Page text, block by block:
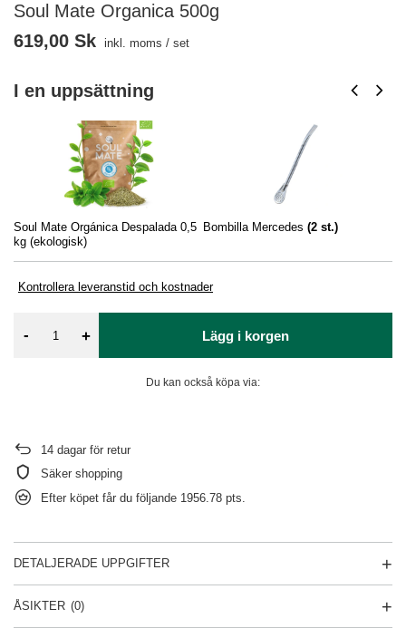
Soul Mate Organica 500g
I en uppsättning
Soul Mate Orgánica Despalada 0,5
kg (ekologisk)
Bombilla Mercedes (2 st.)
Kontrollera leveranstid och kostnader
619,00 Sk inkl. moms / set
- + Lägg i korgen
Du kan också köpa via:
14 dagar för retur
Säker shopping
Efter köpet får du följande 1956.78 pts.
DETALJERADE UPPGIFTER
ÅSIKTER (0)